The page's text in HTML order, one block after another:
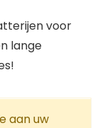
voor
lange
aan uw